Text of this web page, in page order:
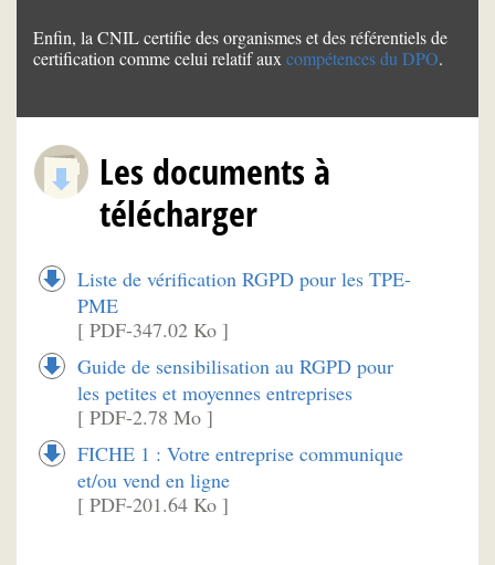
Enfin, la CNIL certifie des organismes et des référentiels de
certification comme celui relatif aux compétences du DPO.
Les documents à
télécharger
Liste de vérification RGPD pour les TPE-
PME
[ PDF-347.02 Ko ]
Guide de sensibilisation au RGPD pour
les petites et moyennes entreprises
[ PDF-2.78 Mo ]
FICHE 1 : Votre entreprise communique
et/ou vend en ligne
[ PDF-201.64 Ko ]